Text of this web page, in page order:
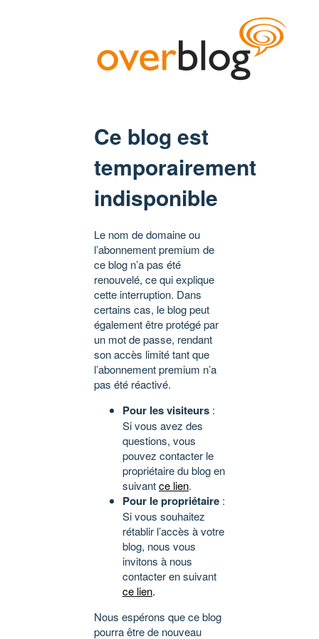
Ce blog est
temporairement
indisponible
Le nom de domaine ou
l’abonnement premium de
ce blog n’a pas été
renouvelé, ce qui explique
cette interruption. Dans
certains cas, le blog peut
également être protégé par
un mot de passe, rendant
son accès limité tant que
l’abonnement premium n’a
pas été réactivé.
Pour les visiteurs :
Si vous avez des
questions, vous
pouvez contacter le
propriétaire du blog en
suivantce lien.
Pour le propriétaire :
Si vous souhaitez
rétablir l’accès à votre
blog, nous vous
invitons à nous
contacter en suivant
ce lien.
Nous espérons que ce blog
pourra être de nouveau